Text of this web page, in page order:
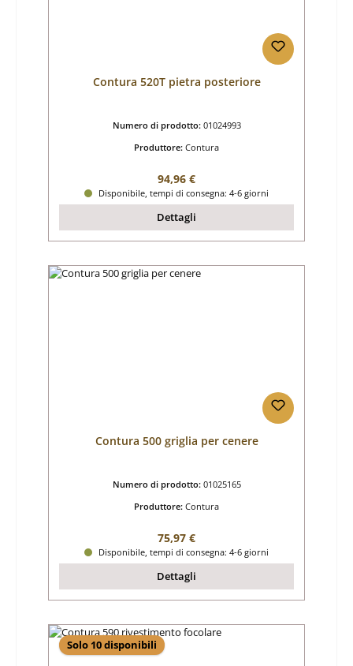
Contura 520T pietra posteriore
Numero di prodotto: 01024993
Produttore: Contura
Prezzo normale:
94,96 €
Disponibile, tempi di consegna: 4-6 giorni
Dettagli
Contura 500 griglia per cenere
Numero di prodotto: 01025165
Produttore: Contura
Prezzo normale:
75,97 €
Disponibile, tempi di consegna: 4-6 giorni
Dettagli
Solo 10 disponibili